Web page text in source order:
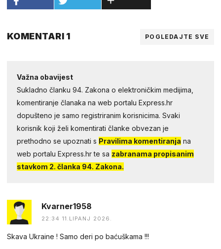
KOMENTARI 1 POGLEDAJTE SVE
Važna obavijest
Sukladno članku 94. Zakona o elektroničkim medijima,
komentiranje članaka na web portalu Express.hr
dopušteno je samo registriranim korisnicima. Svaki
korisnik koji želi komentirati članke obvezan je
prethodno se upoznati s Pravilima komentiranja na
web portalu Express.hr te sa zabranama propisanim
stavkom 2. članka 94. Zakona.
Kvarner1958
22:34 11.LIPANJ 2026.
Skava Ukraine ! Samo deri po baćuškama !!!